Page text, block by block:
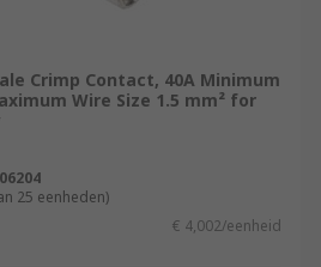
Crimp Contact, 40A Minimum
Wire Size 1.5 mm² for
25 eenheden)
€ 4,002/eenheid